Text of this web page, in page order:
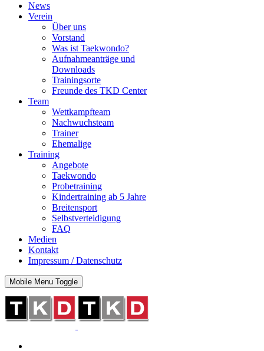
News
Verein
Über uns
Vorstand
Was ist Taekwondo?
Aufnahmeanträge und
Downloads
Trainingsorte
Freunde des TKD Center
Team
Wettkampfteam
Nachwuchsteam
Trainer
Ehemalige
Training
Angebote
Taekwondo
Probetraining
Kindertraining ab 5 Jahre
Breitensport
Selbstverteidigung
FAQ
Medien
Kontakt
Impressum / Datenschutz
Mobile Menu Toggle